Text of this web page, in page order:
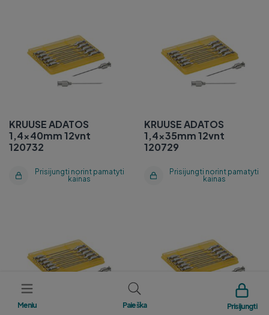
Meniu Paieška Prisijungti
KRUUSE ADATOS
1,4x40mm 12vnt
120732
Prisijungti norint pamatyti
kainas
KRUUSE ADATOS
1,4x35mm 12vnt
120729
Prisijungti norint pamatyti
kainas